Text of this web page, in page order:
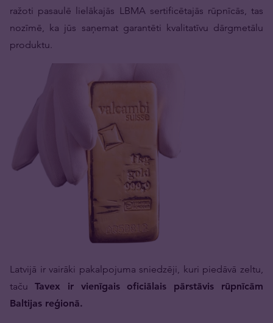
ražoti pasaulē lielākajās LBMA sertificētajās rūpnīcās, tas
nozīmē, ka jūs saņemat garantēti kvalitatīvu dārgmetālu
produktu.
Latvijā ir vairāki pakalpojuma sniedzēji, kuri piedāvā zeltu,
taču Tavex ir vienīgais oficiālais pārstāvis rūpnīcām
Baltijas reģionā.